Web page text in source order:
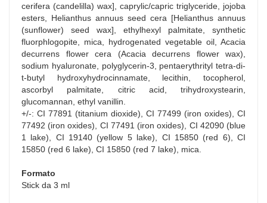
cerifera (candelilla) wax], caprylic/capric triglyceride, jojoba
esters, Helianthus annuus seed cera [Helianthus annuus
(sunflower) seed wax], ethylhexyl palmitate, synthetic
fluorphlogopite, mica, hydrogenated vegetable oil, Acacia
decurrens flower cera (Acacia decurrens flower wax),
sodium hyaluronate, polyglycerin-3, pentaerythrityl tetra-di-
t-butyl hydroxyhydrocinnamate, lecithin, tocopherol,
ascorbyl palmitate, citric acid, trihydroxystearin,
glucomannan, ethyl vanillin.
+/-: CI 77891 (titanium dioxide), CI 77499 (iron oxides), CI
77492 (iron oxides), CI 77491 (iron oxides), CI 42090 (blue
1 lake), CI 19140 (yellow 5 lake), CI 15850 (red 6), CI
15850 (red 6 lake), CI 15850 (red 7 lake), mica.
Formato
Stick da 3 ml